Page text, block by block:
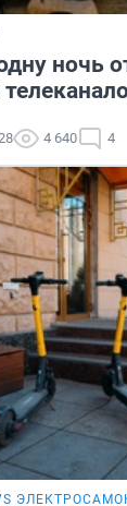
ночь
4 640 4